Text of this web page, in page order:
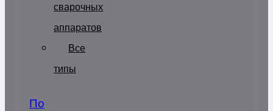
сварочных
аппаратов
Все
типы
По